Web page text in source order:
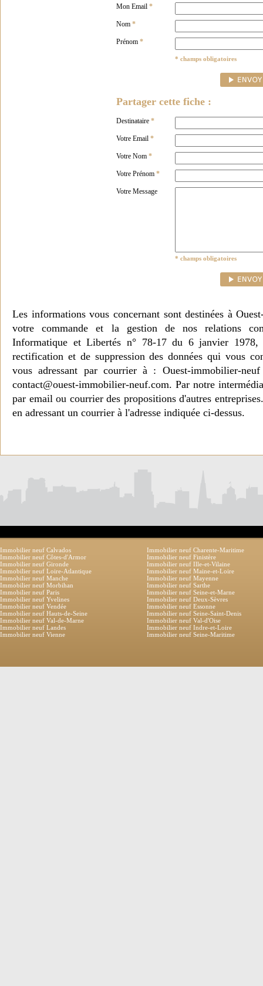
Mon Email *
Nom *
Prénom *
* champs obligatoires
Partager cette fiche :
Destinataire *
Votre Email *
Votre Nom *
Votre Prénom *
Votre Message
* champs obligatoires
Les informations vous concernant sont destinées à
votre commande et la gestion de nos relations
Informatique et Libertés n° 78-17 du 6 janvier 1978,
rectification et de suppression des données qui vous
vous adressant par courrier à : Ouest-immobilier-
contact@ouest-immobilier-neuf.com. Par notre
par email ou courrier des propositions d'autres
en adressant un courrier à l'adresse indiquée ci-dessus.
Immobilier neuf Calvados
Immobilier neuf Charente-Maritime
Immobilier neuf Côtes-d'Armor
Immobilier neuf Finistère
Immobilier neuf Gironde
Immobilier neuf Ille-et-Vilaine
Immobilier neuf Loire-Atlantique
Immobilier neuf Maine-et-Loire
Immobilier neuf Manche
Immobilier neuf Mayenne
Immobilier neuf Morbihan
Immobilier neuf Sarthe
Immobilier neuf Paris
Immobilier neuf Seine-et-Marne
Immobilier neuf Yvelines
Immobilier neuf Deux-Sèvres
Immobilier neuf Vendée
Immobilier neuf Essonne
Immobilier neuf Hauts-de-Seine
Immobilier neuf Seine-Saint-Denis
Immobilier neuf Val-de-Marne
Immobilier neuf Val-d'Oise
Immobilier neuf Landes
Immobilier neuf Indre-et-Loire
Immobilier neuf Vienne
Immobilier neuf Seine-Maritime